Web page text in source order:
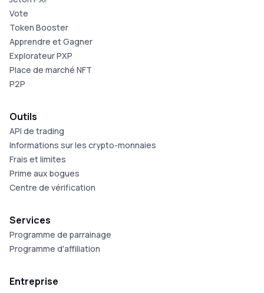
Vote
Token Booster
Apprendre et Gagner
Explorateur PXP
Place de marché NFT
P2P
Outils
API de trading
Informations sur les crypto-monnaies
Frais et limites
Prime aux bogues
Centre de vérification
Services
Programme de parrainage
Programme d'affiliation
Entreprise